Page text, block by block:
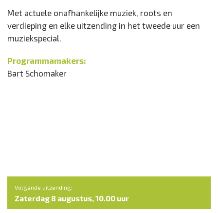
Met actuele onafhankelijke muziek, roots en
verdieping en elke uitzending in het tweede uur een
muziekspecial.
Programmamakers:
Bart Schomaker
Volgende uitzending:
Zaterdag 8 augustus, 10.00 uur